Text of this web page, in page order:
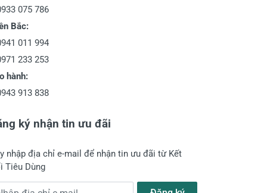
075 786
Bắc:
011 994
233 253
hành:
913 838
ký nhận tin ưu đãi
nhập địa chỉ e-mail để nhận tin ưu đãi từ Kết
Tiêu Dùng
chỉ e-mail